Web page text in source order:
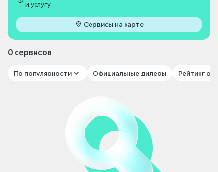
и услугу
Сервисы на карте
0 сервисов
По популярности Официальные дилеры Рейтинг